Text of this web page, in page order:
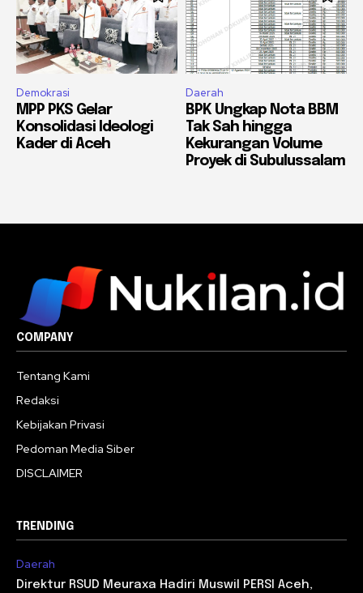
Demokrasi
MPP PKS Gelar
Konsolidasi Ideologi
Kader di Aceh
Daerah
BPK Ungkap Nota BBM
Tak Sah hingga
Kekurangan Volume
Proyek di Subulussalam
COMPANY
Tentang Kami
Redaksi
Kebijakan Privasi
Pedoman Media Siber
DISCLAIMER
TRENDING
Daerah
Direktur RSUD Meuraxa Hadiri Muswil PERSI Aceh,